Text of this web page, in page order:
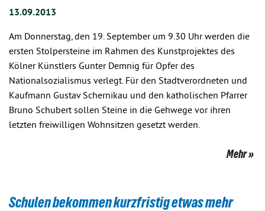
13.09.2013
Am Donnerstag, den 19. September um 9.30 Uhr werden die
ersten Stolpersteine im Rahmen des Kunstprojektes des
Kölner Künstlers Gunter Demnig für Opfer des
Nationalsozialismus verlegt. Für den Stadtverordneten und
Kaufmann Gustav Schernikau und den katholischen Pfarrer
Bruno Schubert sollen Steine in die Gehwege vor ihren
letzten freiwilligen Wohnsitzen gesetzt werden.
Mehr
Schulen bekommen kurzfristig etwas mehr